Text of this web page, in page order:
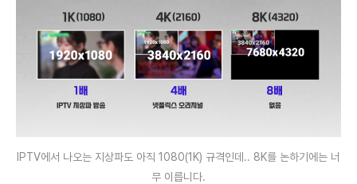
IPTV에서 나오는 지상파도 아직 1080(1K) 규격인데.. 8K를 논하기에는 너
무 이릅니다.